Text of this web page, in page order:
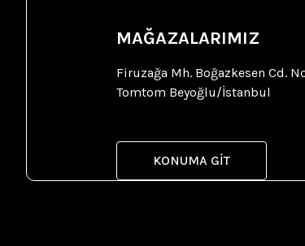
5.750,00 TL
MAĞAZALARIMIZ
Firuzağa Mh. Boğazkesen Cd.
Tomtom Beyoğlu/İstanbul
KONUMA GİT